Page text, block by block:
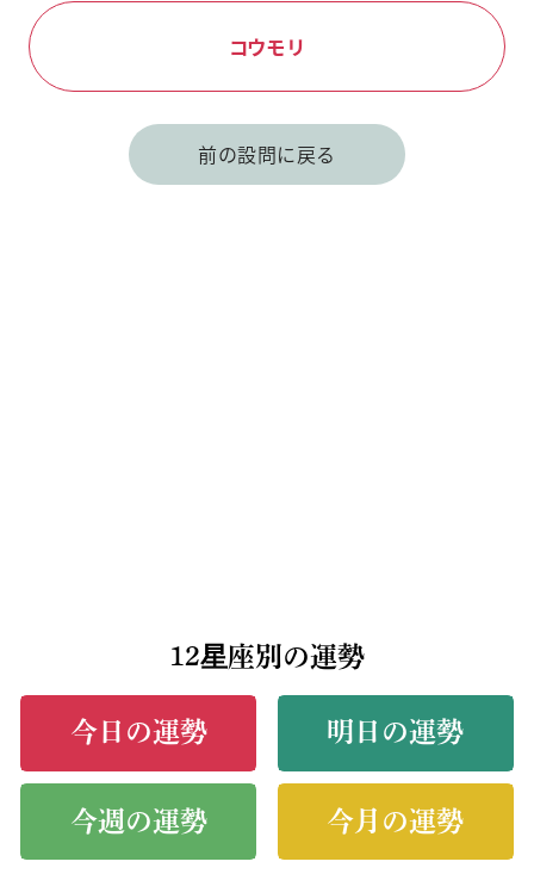
コウモリ
前の設問に戻る
12星座別の運勢
今日の運勢 明日の運勢
今週の運勢 今月の運勢